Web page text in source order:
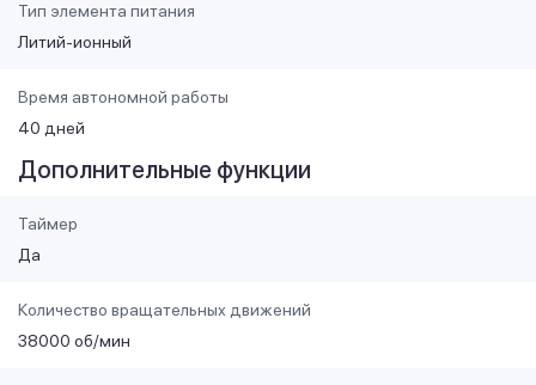
Тип элемента питания
Литий-ионный
Время автономной работы
40 дней
Дополнительные функции
Таймер
Да
Количество вращательных движений
38000 об/мин